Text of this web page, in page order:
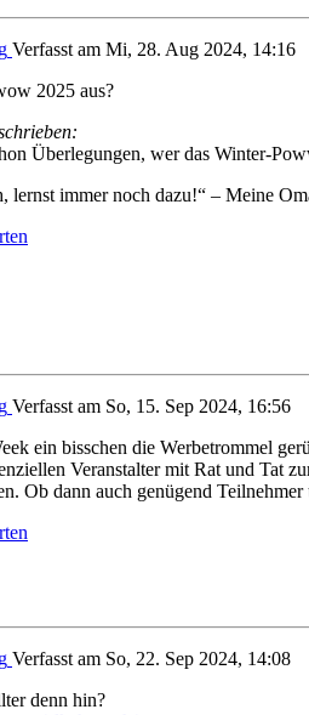
Verfasst am Mi, 28. Aug 2024, 14:16
2025 aus?
Überlegungen, wer das Winter-
lernst immer noch dazu!“ – Meine
Verfasst am So, 15. Sep 2024, 16:56
ein bisschen die Werbetrommel
Veranstalter mit Rat und Tat
Ob dann auch genügend
Verfasst am So, 22. Sep 2024, 14:08
denn hin?